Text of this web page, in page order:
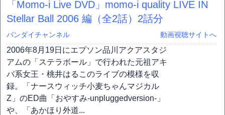
「Momo-i Live DVD」momo-i quality LIVE IN
Stellar Ball 2006 編（全2話） 2話分
バンダイチャンネル 動画視聴サイトへ
2006年8月19日にエプソン品川アクアスタジ
アムの「ステラボール」で行われた元祖アキ
バ系女王・桃井はるこのライブの模様を収
録。「ナースウィッチ小麦ちゃんマジカル
Z」のED曲「おやすみ-unpluggedversion-」
や、「あかほり外道...